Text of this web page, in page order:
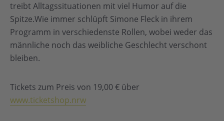
treibt Alltagssituationen mit viel Humor auf die
Spitze.Wie immer schlüpft Simone Fleck in ihrem
Programm in verschiedenste Rollen, wobei weder das
männliche noch das weibliche Geschlecht verschont
bleiben.
Tickets zum Preis von 19,00 € über
www.ticketshop.nrw